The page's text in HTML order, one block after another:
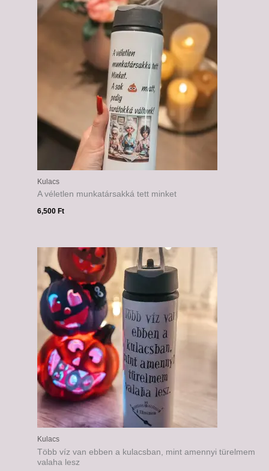
Kulacs
A véletlen munkatársakká tett minket
6,500 Ft
Kulacs
Több víz van ebben a kulacsban, mint amennyi türelmem
valaha lesz